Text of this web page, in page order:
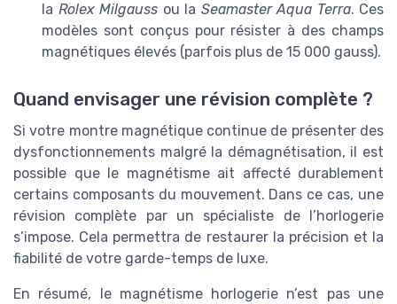
la Rolex Milgauss ou la Seamaster Aqua Terra. Ces
modèles sont conçus pour résister à des champs
magnétiques élevés (parfois plus de 15 000 gauss).
Quand envisager une révision complète ?
Si votre montre magnétique continue de présenter des
dysfonctionnements malgré la démagnétisation, il est
possible que le magnétisme ait affecté durablement
certains composants du mouvement. Dans ce cas, une
révision complète par un spécialiste de l’horlogerie
s’impose. Cela permettra de restaurer la précision et la
fiabilité de votre garde-temps de luxe.
En résumé, le magnétisme horlogerie n’est pas une